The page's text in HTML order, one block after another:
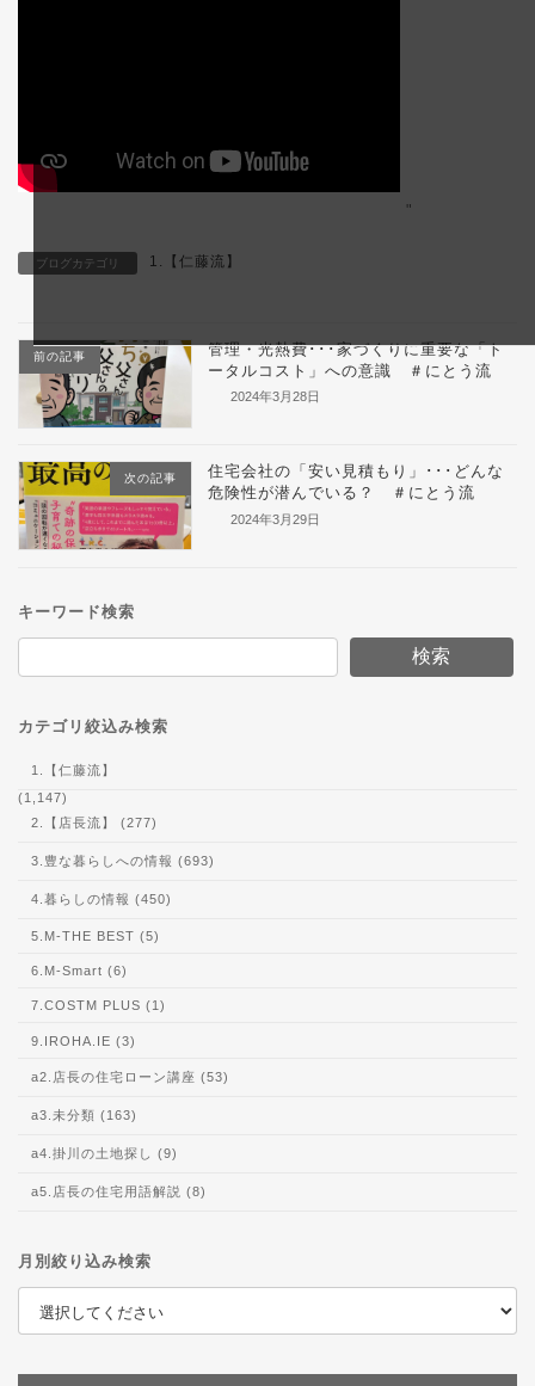
"
ブログカテゴリ 1.【仁藤流】
前の記事
管理・光熱費･･･家づくりに重要な「ト
ータルコスト」への意識 ＃にとう流
2024年3月28日
次の記事
住宅会社の「安い見積もり」･･･どんな
危険性が潜んでいる？ ＃にとう流
2024年3月29日
キーワード検索
検索
カテゴリ絞込み検索
1.【仁藤流】
(1,147)
2.【店長流】 (277)
3.豊な暮らしへの情報 (693)
4.暮らしの情報 (450)
5.M-THE BEST (5)
6.M-Smart (6)
7.COSTM PLUS (1)
9.IROHA.IE (3)
a2.店長の住宅ローン講座 (53)
a3.未分類 (163)
a4.掛川の土地探し (9)
a5.店長の住宅用語解説 (8)
月別絞り込み検索